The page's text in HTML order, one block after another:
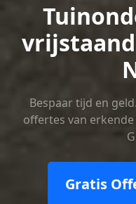
Bespaar tijd en
offertes van
Gratis